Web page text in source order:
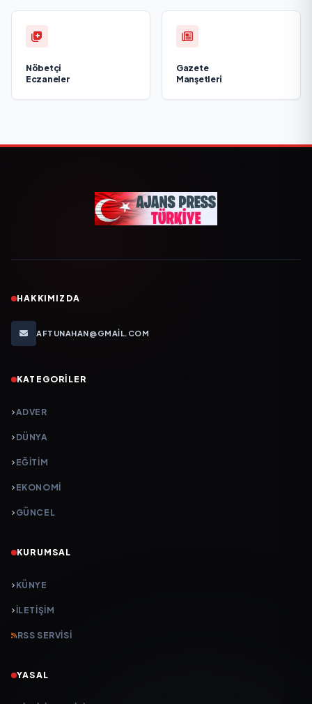
Nöbetçi
Eczaneler
Gazete
Manşetleri
HAKKIMIZDA
AFTUNAHAN@GMAIL.COM
KATEGORILER
ADVER
DÜNYA
EĞİTİM
EKONOMİ
GÜNCEL
KURUMSAL
KÜNYE
İLETIŞIM
RSS SERVISI
YASAL